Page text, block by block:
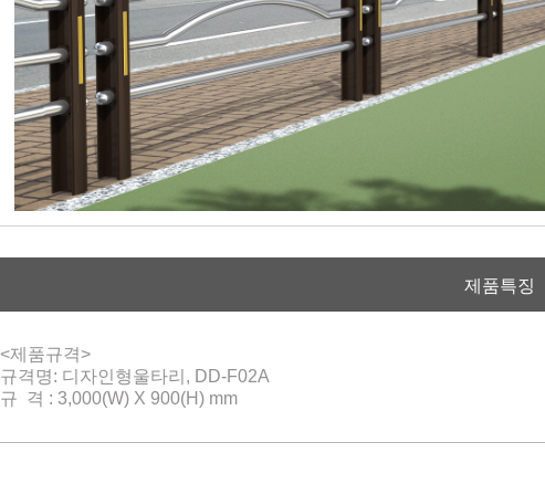
제품특징
<제품규격>
규격명: 디자인형울타리, DD-F02A
규 격 : 3,000(W) X 900(H) mm